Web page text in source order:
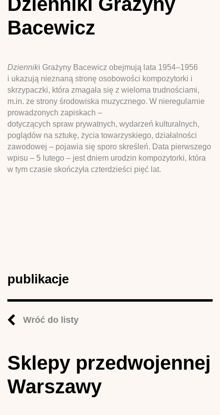
Bacewicz
Dzienniki Grażyny Bacewicz obejmują lata 1954–1956
i ukazują nieznaną stronę osobowości kompozytorki i
skrzypaczki, która zmagała się z wieloma trudnościami,
m.in. ze strony środowiska muzycznego. W nieregularnie
prowadzonych zapiskach –
dotyczących spraw prywatnych, wydarzeń kulturalnych,
poglądów na sztukę, życia towarzyskiego, działalności
zawodowej – pojawia się sporo skreśleń. Data pierwszego
wpisu – 5 lutego – jest dniem urodzin kompozytorki, która
w tym czasie skończyła czterdzieści pięć lat.
publikacje
Wróć do listy
Sklepy przedwojennej
Warszawy